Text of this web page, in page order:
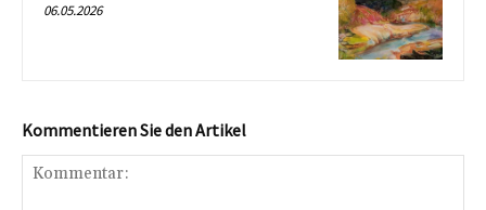
06.05.2026
Kommentieren Sie den Artikel